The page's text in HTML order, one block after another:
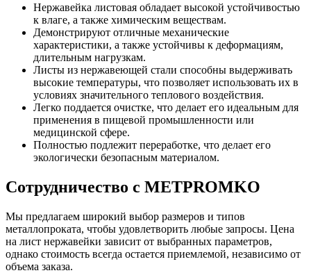
Нержавейка листовая обладает высокой устойчивостью
к влаге, а также химическим веществам.
Демонстрируют отличные механические
характеристики, а также устойчивы к деформациям,
длительным нагрузкам.
Листы из нержавеющей стали способны выдерживать
высокие температуры, что позволяет использовать их в
условиях значительного теплового воздействия.
Легко поддается очистке, что делает его идеальным для
применения в пищевой промышленности или
медицинской сфере.
Полностью подлежит переработке, что делает его
экологически безопасным материалом.
Сотрудничество с METPROMKO
Мы предлагаем широкий выбор размеров и типов
металлопроката, чтобы удовлетворить любые запросы. Цена
на лист нержавейки зависит от выбранных параметров,
однако стоимость всегда остается приемлемой, независимо от
объема заказа.